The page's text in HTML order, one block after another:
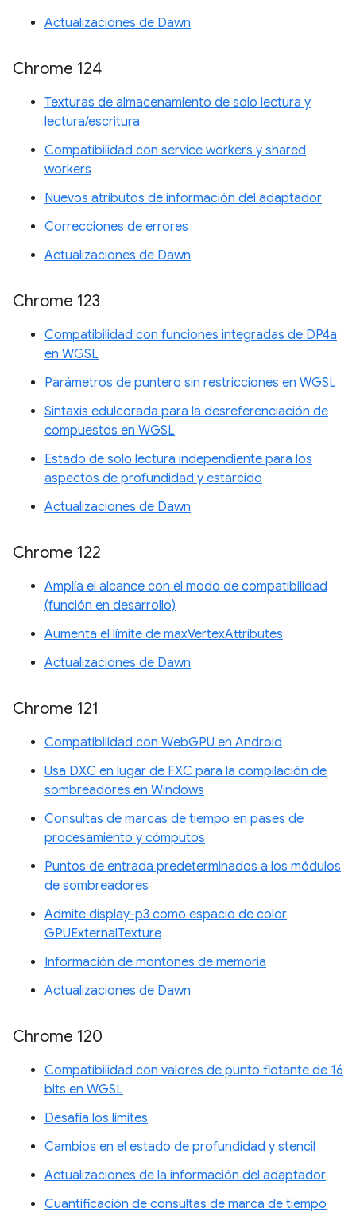
Actualizaciones de Dawn
Chrome 124
Texturas de almacenamiento de solo lectura y
lectura/escritura
Compatibilidad con service workers y shared
workers
Nuevos atributos de información del adaptador
Correcciones de errores
Actualizaciones de Dawn
Chrome 123
Compatibilidad con funciones integradas de DP4a
en WGSL
Parámetros de puntero sin restricciones en WGSL
Sintaxis edulcorada para la desreferenciación de
compuestos en WGSL
Estado de solo lectura independiente para los
aspectos de profundidad y estarcido
Actualizaciones de Dawn
Chrome 122
Amplía el alcance con el modo de compatibilidad
(función en desarrollo)
Aumenta el límite de maxVertexAttributes
Actualizaciones de Dawn
Chrome 121
Compatibilidad con WebGPU en Android
Usa DXC en lugar de FXC para la compilación de
sombreadores en Windows
Consultas de marcas de tiempo en pases de
procesamiento y cómputos
Puntos de entrada predeterminados a los módulos
de sombreadores
Admite display-p3 como espacio de color
GPUExternalTexture
Información de montones de memoria
Actualizaciones de Dawn
Chrome 120
Compatibilidad con valores de punto flotante de 16
bits en WGSL
Desafía los límites
Cambios en el estado de profundidad y stencil
Actualizaciones de la información del adaptador
Cuantificación de consultas de marca de tiempo